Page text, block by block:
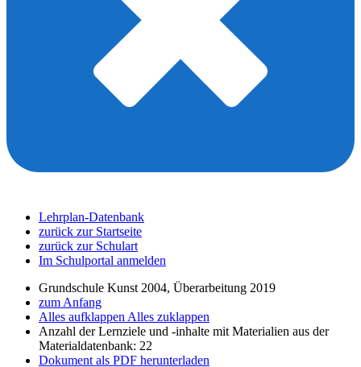
Lehrplan-Datenbank
zurück zur Startseite
zurück zur Schulart
Im Schulportal anmelden
Grundschule Kunst 2004, Überarbeitung 2019
zum Anfang
Alles aufklappen Alles zuklappen
Anzahl der Lernziele und -inhalte mit Materialien aus der
Materialdatenbank: 22
Dokument als PDF herunterladen